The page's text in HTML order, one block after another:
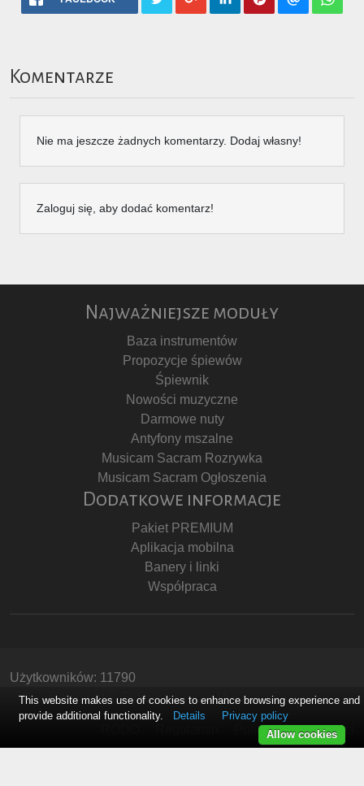
Komentarze
Nie ma jeszcze żadnych komentarzy. Dodaj własny!
Zaloguj się, aby dodać komentarz!
Najważniejsze moduły
Baza instrumentów
Propozycje śpiewów
Śpiewnik
Nowości muzyczne
Darmowe nuty
Antyfony mszalne
Musicam Sacram Rozrywka
Musicam Sacram Ogłoszenia
Dodatkowe informacje
Pakiet PREMIUM
Aplikacja mobilna
Banery i linki
Współpraca
Użytkowników: 11790
Copyright © Stowarzyszenie Musicam Sacram
Polityka Prywatności
This website makes use of cookies to enhance browsing experience and
provide additional functionality.
Details
Privacy policy
Allow cookies